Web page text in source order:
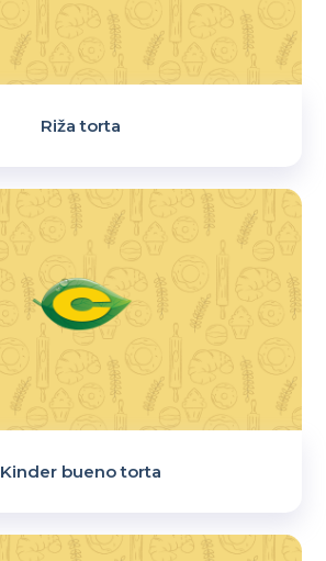
Riža torta
Kinder bueno torta